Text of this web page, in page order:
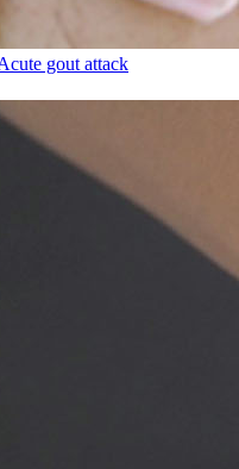
gout attack